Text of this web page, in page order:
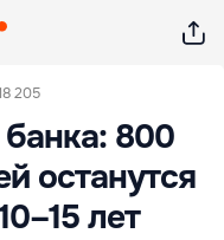
205
800
останутся
лет